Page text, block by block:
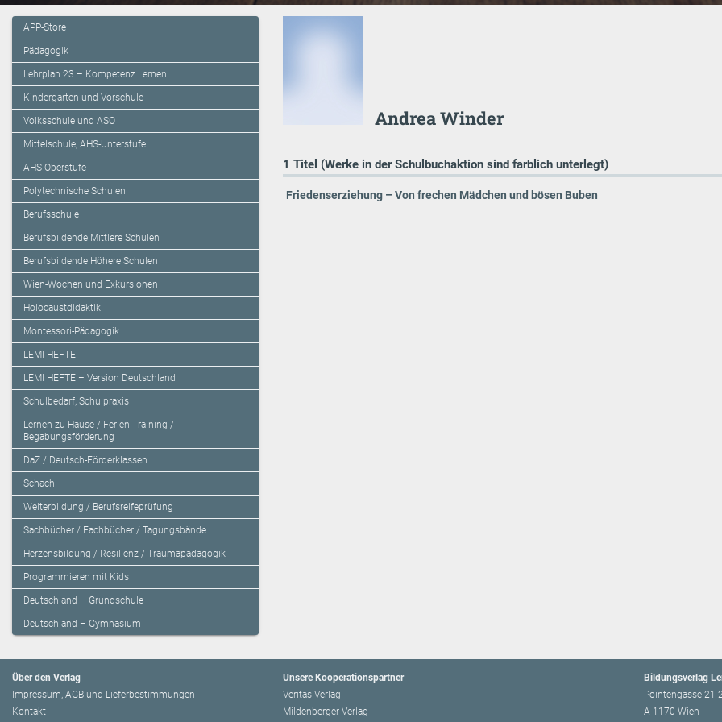
APP-Store
Pädagogik
Lehrplan 23 – Kompetenz Lernen
Kindergarten und Vorschule
Volksschule und ASO
Mittelschule, AHS-Unterstufe
AHS-Oberstufe
Polytechnische Schulen
Berufsschule
Berufsbildende Mittlere Schulen
Berufsbildende Höhere Schulen
Wien-Wochen und Exkursionen
Holocaustdidaktik
Montessori-Pädagogik
LEMI HEFTE
LEMI HEFTE – Version Deutschland
Schulbedarf, Schulpraxis
Lernen zu Hause / Ferien-Training /
Begabungsförderung
DaZ / Deutsch-Förderklassen
Schach
Weiterbildung / Berufsreifeprüfung
Sachbücher / Fachbücher / Tagungsbände
Herzensbildung / Resilienz / Traumapädagogik
Programmieren mit Kids
Deutschland – Grundschule
Deutschland – Gymnasium
Andrea Winder
1 Titel (Werke in der Schulbuchaktion sind farblich unterlegt)
Friedenserziehung – Von frechen Mädchen und bösen Buben
Über den Verlag
Impressum, AGB und Lieferbestimmungen
Kontakt
Unsere Kooperationspartner
Veritas Verlag
Mildenberger Verlag
Bildungsverlag
Pointengasse 21-
A-1170 Wien